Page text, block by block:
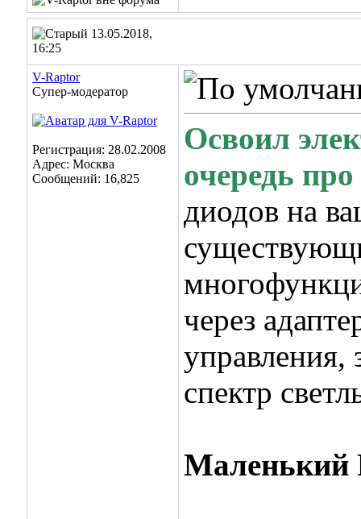
13.05.2018,
16:25
V-Raptor
Супер-модератор
Регистрация: 28.02.2008
Адрес: Москва
Сообщений: 16,825
Освоил
очередь про
диодов на
через
спектр
Маленький